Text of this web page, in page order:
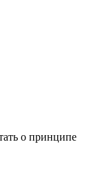
о принципе